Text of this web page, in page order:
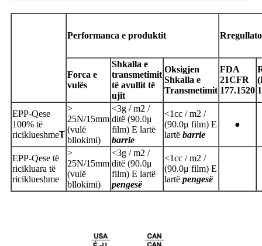
Performanca e produktit
Forca e
vulës
Shkalla e
transmetimit
të avullit të
ujit
Oksigjen
Shkalla e
Transmetimit
FDA
21CFR
177.1520
EPP-Qese
100% të
riciklueshmeT
>
25N/15mm
(vulë
bllokimi)
<3g / m2 /
ditë (90.0μ
film) E lartë
barrie
<1cc / m2 /
(90.0μ film) E
lartë barrie
●
EPP-Qese të
ricikluara të
riciklueshme
>
25N/15mm
(vulë
bllokimi)
<3g / m2 /
ditë (90.0μ
film) E lartë
pengesë
<1cc / m2 /
(90.0μ film) E
lartë pengesë